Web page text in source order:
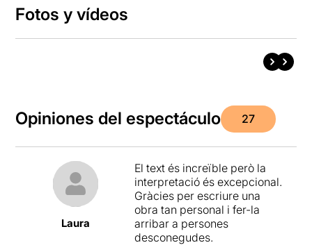
Fotos y vídeos
Opiniones del espectáculo 27
Laura
El text és increïble però la
interpretació és excepcional.
Gràcies per escriure una
obra tan personal i fer-la
arribar a persones
desconegudes.